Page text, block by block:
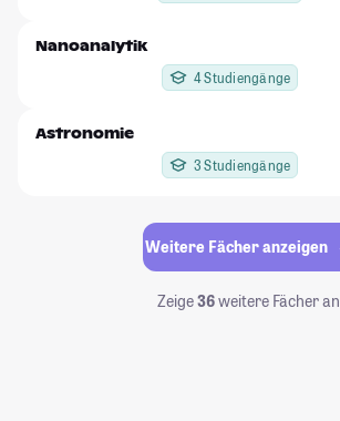
Nanoanalytik
4 Studiengänge
Astronomie
3 Studiengänge
Weitere Fächer anzeigen
Zeige36weitere Fächer an